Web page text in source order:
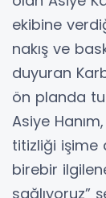
ekibine
nakış ve
duyuran
ön planda
Asiye
titizliği işime
birebir
sağlıyoruz”